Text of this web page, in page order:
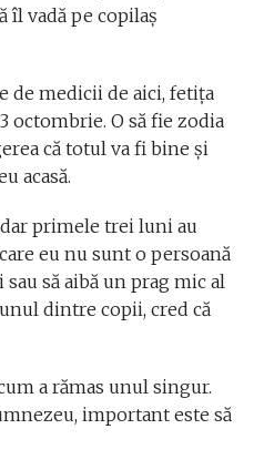
îl vadă pe copilaș
de medicii de aici, fetiţa
octombrie. O să fie zodia
că totul va fi bine şi
acasă.
primele trei luni au
eu nu sunt o persoană
să aibă un prag mic al
dintre copii, cred că
a rămas unul singur.
important este să